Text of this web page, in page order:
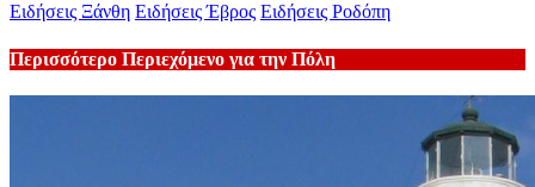
Ειδήσεις Ξάνθη Ειδήσεις Έβρος Ειδήσεις Ροδόπη
Περισσότερο Περιεχόμενο για την Πόλη